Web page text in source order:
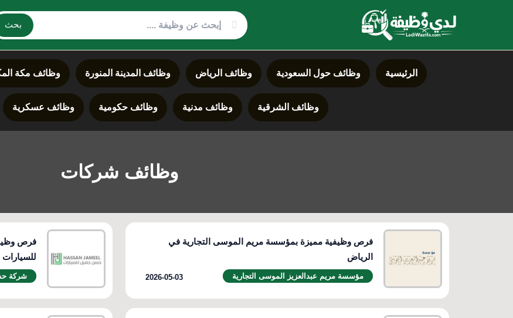
بحث
الرئيسية وظائف حول السعودية وظائف الرياض وظائف المدينة المنورة وظائف مكة
وظائف الشرقية وظائف مدنية وظائف حكومية وظائف عسكرية
وظائف شركات
فرص وظيفية مميزة بمؤسسة مريم الموسى التجارية في
الرياض
مؤسسة مريم عبدالعزيز الموسى التجارية 2026-05-03
فرص
للسيارات
شركة